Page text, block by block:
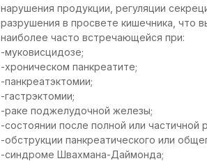
нарушения продукции, регуляции
разрушения в просвете кишечника, что
наиболее часто встречающейся при:
-муковисцидозе;
-хроническом панкреатите;
-панкреатэктомии;
-гастрэктомии;
-раке поджелудочной железы;
-состоянии после полной или
-обструкции панкреатического или
-синдроме Швахмана-Даймонда;